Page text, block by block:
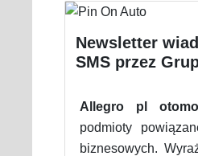
Newsletter
SMS przez
Allegro pl
podmioty
biznesowych.